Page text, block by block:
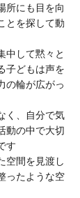
所にも目を向
とを探して動
中して黙々と
子どもは声を
の輪が広がっ
く、自分で気
動の中で大切
す
空間を見渡し
ったような空